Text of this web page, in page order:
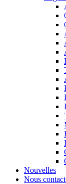
Nouvelles
Nous